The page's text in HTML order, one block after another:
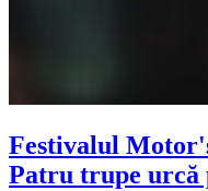
Festivalul
Patru trupe urcă